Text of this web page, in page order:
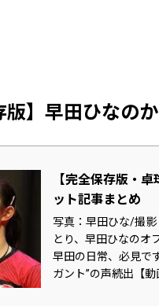
版】早田ひなの
【完全保存版・
ット記事まとめ
写真：早田ひな/撮影
とり、早田ひなのオ
早田の日常、必見で
ガント”の声続出【動